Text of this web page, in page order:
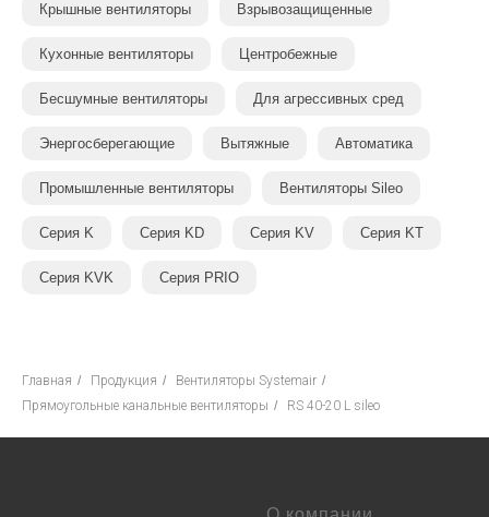
Крышные вентиляторы Взрывозащищенные
Кухонные вентиляторы Центробежные
Бесшумные вентиляторы Для агрессивных сред
Энергосберегающие Вытяжные Автоматика
Промышленные вентиляторы Вентиляторы Sileo
Серия K Серия KD Серия KV Серия KT
Серия KVK Серия PRIO
Главная / Продукция / Вентиляторы Systemair /
Прямоугольные канальные вентиляторы / RS 40-20 L sileo